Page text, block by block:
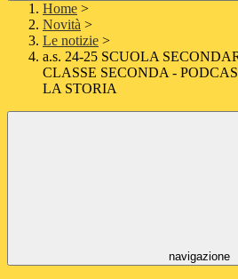
Home >
Novità >
Le notizie >
a.s. 24-25 SCUOLA
CLASSE SECONDA -
LA STORIA
navigazione